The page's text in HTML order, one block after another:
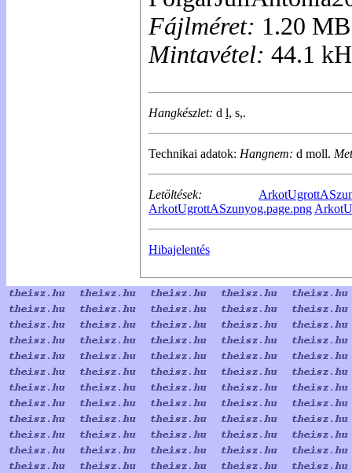
Fájlméret: 1.20
Mintavétel: 44.1
Hangkészlet: d l, s,.
Technikai adatok: Hangnem: d moll.
Letöltések:
ArkotUgrottASzunyog.page.png
Hibajelentés